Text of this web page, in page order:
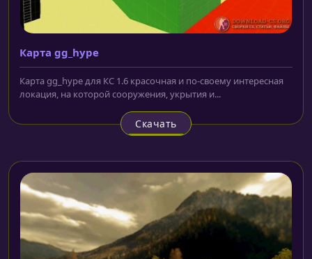
Карта gg_hype
Карта gg_hype для КС 1.6 красочная и по-своему интересная
локация, на которой сооружения, укрытия и...
Скачать